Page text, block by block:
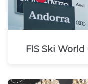
FIS Ski